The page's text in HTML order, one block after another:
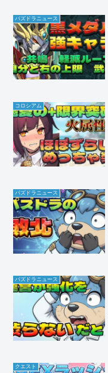
パズドラニュース
コロシアム
パズドラニュース
パズドラニュース
クエスト